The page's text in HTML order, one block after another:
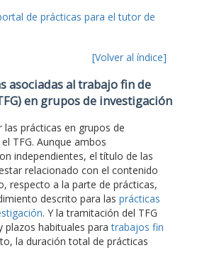
de prácticas para el tutor de
[Volver al índice]
asociadas al trabajo fin de
en grupos de investigación
las prácticas en grupos de
TFG. Aunque ambos
independientes, el título de las
relacionado con el contenido
respecto a la parte de prácticas,
descrito para las prácticas
. Y la tramitación del TFG
plazos habituales paratrabajos fin
la duración total de prácticas